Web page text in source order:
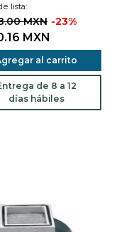
lista:
MXN -23%
MXN
al carrito
de 8 a 12
días hábiles